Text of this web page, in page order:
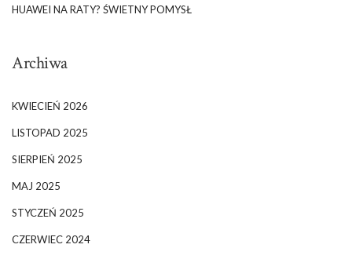
HUAWEI NA RATY? ŚWIETNY POMYSŁ
Archiwa
KWIECIEŃ 2026
LISTOPAD 2025
SIERPIEŃ 2025
MAJ 2025
STYCZEŃ 2025
CZERWIEC 2024